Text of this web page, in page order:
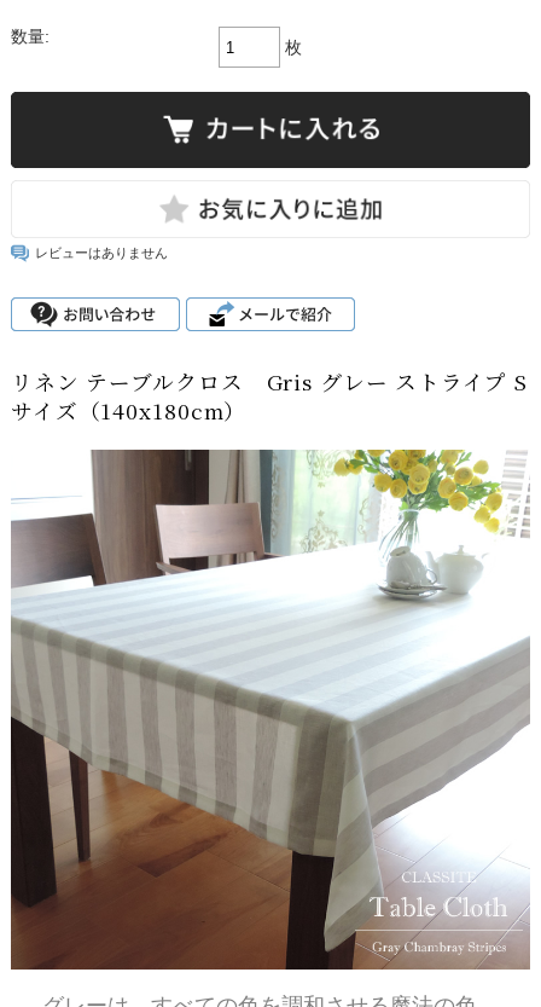
数量:
枚
レビューはありません
リネン テーブルクロス Gris グレー ストライプ S
サイズ（140x180cm）